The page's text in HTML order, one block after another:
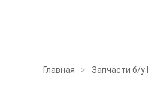
Главная Запчасти б/у